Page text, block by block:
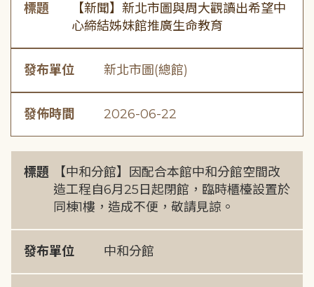
標題
【新聞】新北市圖與周大觀讀出希望中
心締結姊妹館推廣生命教育
發布單位 新北市圖(總館)
發佈時間 2026-06-22
標題
【中和分館】因配合本館中和分館空間改
造工程自6月25日起閉館，臨時櫃檯設置於
同棟1樓，造成不便，敬請見諒。
發布單位 中和分館